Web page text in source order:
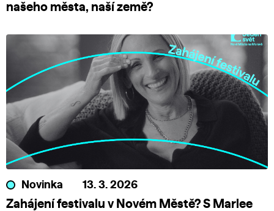
našeho města, naší země?
Novinka 13. 3. 2026
Zahájení festivalu v Novém Městě? S Marlee